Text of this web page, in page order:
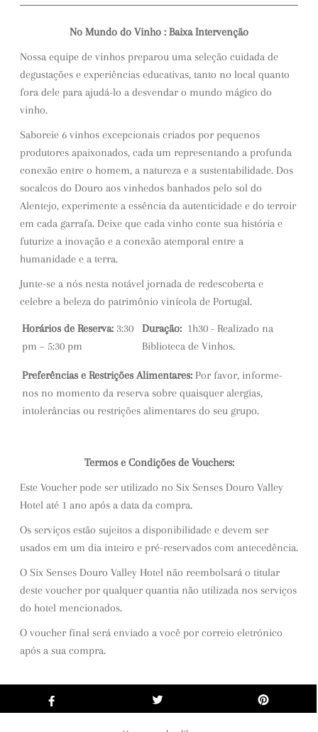
No Mundo do Vinho : Baixa Intervenção
Nossa equipe de vinhos preparou uma seleção cuidada de
degustações e experiências educativas, tanto no local quanto
fora dele para ajudá-lo a desvendar o mundo mágico do
vinho.
Saboreie 6 vinhos excepcionais criados por pequenos
produtores apaixonados, cada um representando a profunda
conexão entre o homem, a natureza e a sustentabilidade. Dos
socalcos do Douro aos vinhedos banhados pelo sol do
Alentejo, experimente a essência da autenticidade e do terroir
em cada garrafa. Deixe que cada vinho conte sua história e
futurize a inovação e a conexão atemporal entre a
humanidade e a terra.
Junte-se a nós nesta notável jornada de redescoberta e
celebre a beleza do patrimônio vinícola de Portugal.
Horários de Reserva: 3:30
pm – 5:30 pm
Duração: 1h30 - Realizado na
Biblioteca de Vinhos.
Preferências e Restrições Alimentares: Por favor, informe-
nos no momento da reserva sobre quaisquer alergias,
intolerâncias ou restrições alimentares do seu grupo.
Termos e Condições de Vouchers:
Este Voucher pode ser utilizado no Six Senses Douro Valley
Hotel até 1 ano após a data da compra.
Os serviços estão sujeitos a disponibilidade e devem ser
usados em um dia inteiro e pré-reservados com antecedência.
O Six Senses Douro Valley Hotel não reembolsará o titular
deste voucher por qualquer quantia não utilizada nos serviços
do hotel mencionados.
O voucher final será enviado a você por correio eletrónico
após a sua compra.